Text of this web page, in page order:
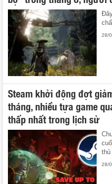
28/
Steam khởi động đợt
tháng, nhiều tựa game
thấp nhất trong lịch sử
thủ
28/